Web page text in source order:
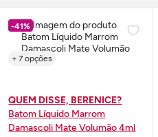
-41%
+ 7 opções
QUEM DISSE, BERENICE?
Batom Líquido Marrom
Damascoli Mate Volumão 4ml